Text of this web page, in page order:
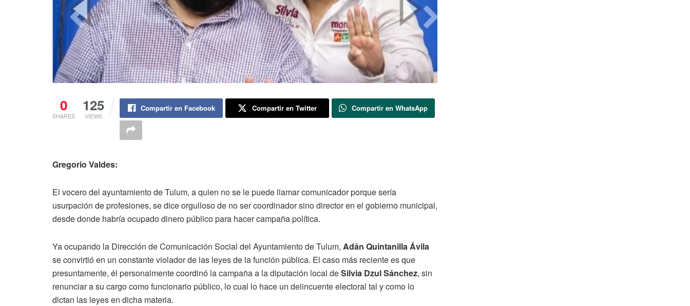
0
SHARES
125
VIEWS
Compartir en Facebook Compartir en Twitter Compartir en WhatsApp
Gregorio Valdes:
El vocero del ayuntamiento de Tulum, a quien no se le puede llamar comunicador porque sería
usurpación de profesiones, se dice orgulloso de no ser coordinador sino director en el gobierno municipal,
desde donde habría ocupado dinero público para hacer campaña política.
Ya ocupando la Dirección de Comunicación Social del Ayuntamiento de Tulum, Adán Quintanilla Ávila
se convirtió en un constante violador de las leyes de la función pública. El caso más reciente es que
presuntamente, él personalmente coordinó la campaña a la diputación local deSilvia Dzul Sánchez, sin
renunciar a su cargo como funcionario público, lo cual lo hace un delincuente electoral tal y como lo
dictan las leyes en dicha materia.